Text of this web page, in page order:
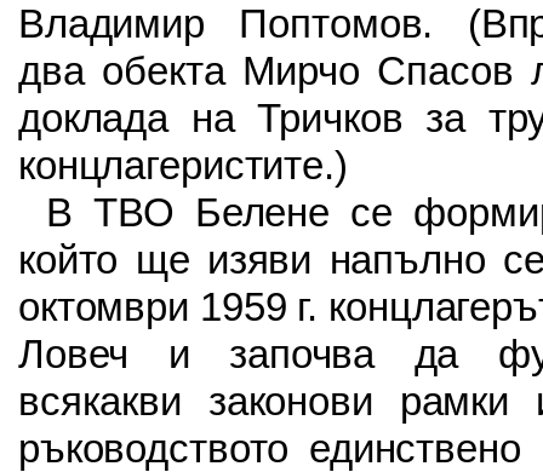
Владимир Поптомов.
два обекта Мирчо Спасов
доклада на Тричков за
концлагеристите.)
В ТВО Белене се
който ще изяви напълно
октомври 1959 г.
Ловеч и започва да
всякакви законови
ръководството